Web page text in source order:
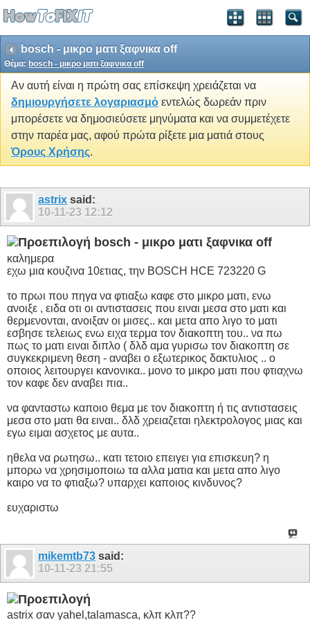
bosch - μικρο ματι ξαφνικα off
Θέμα: bosch - μικρο ματι ξαφνικα off
Αν αυτή είναι η πρώτη σας επίσκεψη χρειάζεται να
δημιουργήσετε λογαριασμό εντελώς δωρεάν πριν
μπορέσετε να δημοσιεύσετε μηνύματα και να συμμετέχετε
στην παρέα μας, αφού πρώτα ρίξετε μια ματιά στους
Όρους Χρήσης.
astrix said:
10-11-23 12:12
bosch - μικρο ματι ξαφνικα off
καλημερα
εχω μια κουζινα 10ετιας, την BOSCH HCE 723220 G
το πρωι που πηγα να φτιαξω καφε στο μικρο ματι, ενω
ανοιξε , ειδα οτι οι αντιστασεις που ειναι μεσα στο ματι και
θερμενονται, ανοιξαν οι μισες.. και μετα απο λιγο το ματι
εσβησε τελειως ενω ειχα τερμα τον διακοπτη του.. να πω
πως το ματι ειναι διπλο ( δλδ αμα γυρισω τον διακοπτη σε
συγκεκριμενη θεση - αναβει ο εξωτερικος δακτυλιος .. ο
οποιος λειτουργει κανονικα.. μονο το μικρο ματι που φτιαχνω
τον καφε δεν αναβει πια..
να φανταστω καποιο θεμα με τον διακοπτη ή τις αντιστασεις
μεσα στο ματι θα ειναι.. δλδ χρειαζεται ηλεκτρολογος μιας και
εγω ειμαι ασχετος με αυτα..
ηθελα να ρωτησω.. κατι τετοιο επειγει για επισκευη? η
μπορω να χρησιμοποιω τα αλλα ματια και μετα απο λιγο
καιρο να το φτιαξω? υπαρχει καποιος κινδυνος?
ευχαριστω
mikemtb73 said:
10-11-23 21:55
astrix σαν yahel,talamasca, κλπ κλπ??